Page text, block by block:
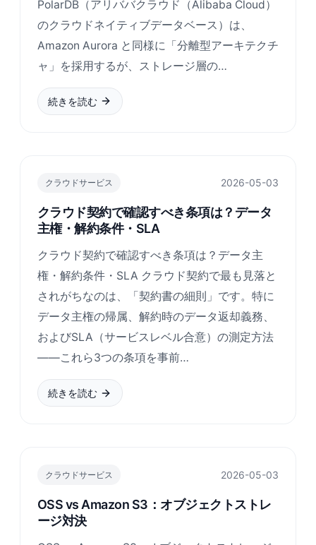
PolarDB（アリババクラウド（Alibaba Cloud）
のクラウドネイティブデータベース）は、
Amazon Aurora と同様に「分離型アーキテクチ
ャ」を採用するが、ストレージ層の…
続きを読む
クラウドサービス 2026-05-03
クラウド契約で確認すべき条項は？データ
主権・解約条件・SLA
クラウド契約で確認すべき条項は？データ主
権・解約条件・SLA クラウド契約で最も見落と
されがちなのは、「契約書の細則」です。特に
データ主権の帰属、解約時のデータ返却義務、
およびSLA（サービスレベル合意）の測定方法
——これら3つの条項を事前…
続きを読む
クラウドサービス 2026-05-03
OSS vs Amazon S3：オブジェクトストレ
ージ対決